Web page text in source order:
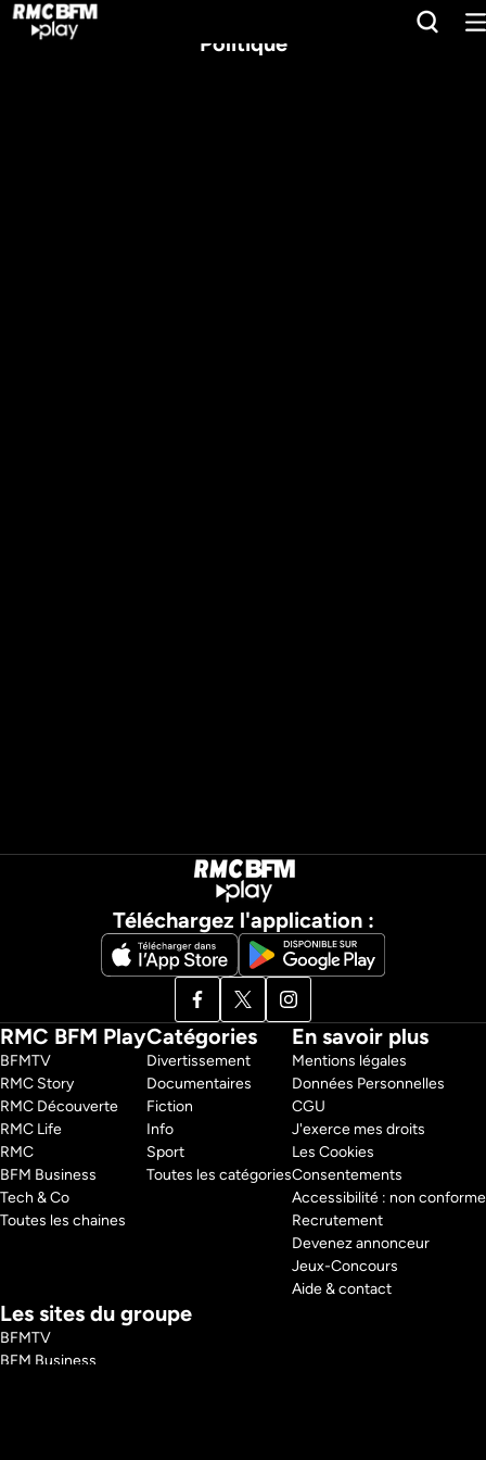
Politique
Téléchargez l'application :
RMC BFM Play
BFMTV
RMC Story
RMC Découverte
RMC Life
RMC
BFM Business
Tech & Co
Toutes les chaines
Catégories
Divertissement
Documentaires
Fiction
Info
Sport
Toutes les catégories
En savoir plus
Mentions légales
Données Personnelles
CGU
J'exerce mes droits
Les Cookies
Consentements
Accessibilité : non conforme
Recrutement
Devenez annonceur
Jeux-Concours
Aide & contact
Les sites du groupe
BFMTV
BFM Business